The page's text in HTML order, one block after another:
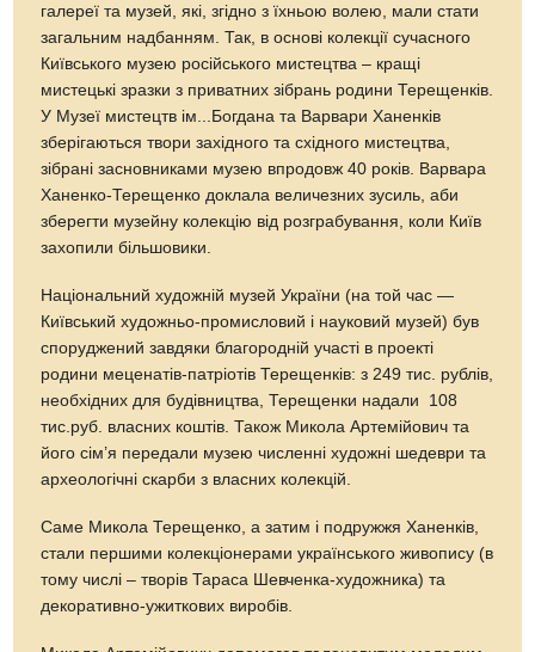
галереї та музей, які, згідно з їхньою волею, мали стати
загальним надбанням. Так, в основі колекції сучасного
Київського музею російського мистецтва – кращі
мистецькі зразки з приватних зібрань родини Терещенків.
У Музеї мистецтв ім...Богдана та Варвари Ханенків
зберігаються твори західного та східного мистецтва,
зібрані засновниками музею впродовж 40 років. Варвара
Ханенко-Терещенко доклала величезних зусиль, аби
зберегти музейну колекцію від розграбування, коли Київ
захопили більшовики.
Національний художній музей України (на той час —
Київський художньо-промисловий і науковий музей) був
споруджений завдяки благородній участі в проекті
родини меценатів-патріотів Терещенків: з 249 тис. рублів,
необхідних для будівництва, Терещенки надали 108
тис.руб. власних коштів. Також Микола Артемійович та
його сім’я передали музею численні художні шедеври та
археологічні скарби з власних колекцій.
Саме Микола Терещенко, а затим і подружжя Ханенків,
стали першими колекціонерами українського живопису (в
тому числі – творів Тараса Шевченка-художника) та
декоративно-ужиткових виробів.